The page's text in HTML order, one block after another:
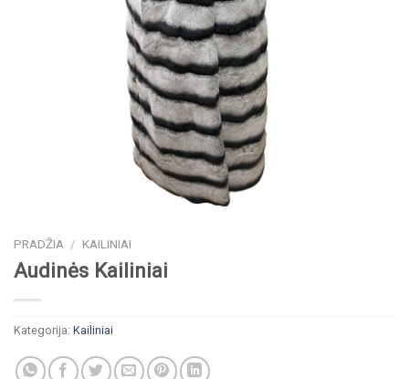
PRADŽIA / KAILINIAI
Audinės Kailiniai
Kategorija: Kailiniai